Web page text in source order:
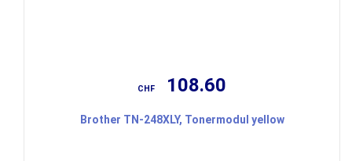
CHF 108.60
Brother TN-248XLY, Tonermodul yellow